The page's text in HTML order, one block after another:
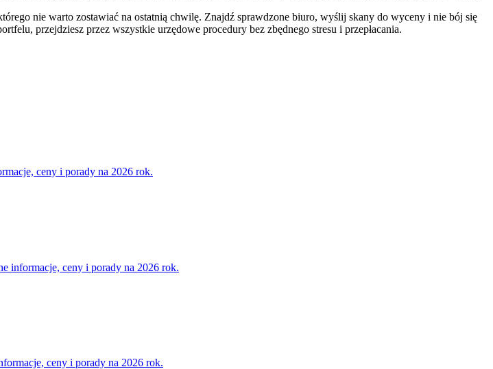
nie warto zostawiać na ostatnią chwilę. Znajdź sprawdzone biuro, wyślij skany do wyceny i nie bój się
przejdziesz przez wszystkie urzędowe procedury bez zbędnego stresu i przepłacania.
ceny i porady na 2026 rok.
informacje, ceny i porady na 2026 rok.
ceny i porady na 2026 rok.